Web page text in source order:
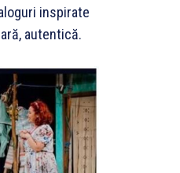
inspirate
autentică.